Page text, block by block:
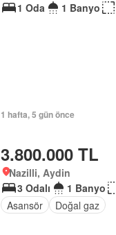
1 Oda
1 Banyo
1 hafta, 5 gün önce
3.800.000 TL
Nazilli, Aydin
3 Odalı
1 Banyo
Asansör
Doğal gaz